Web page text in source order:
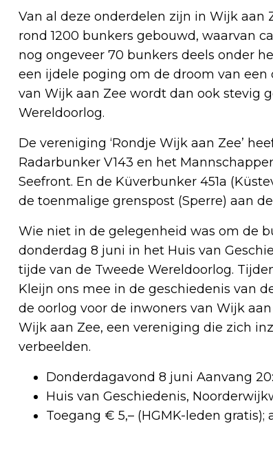
Van al deze onderdelen zijn in Wijk aan
rond 1200 bunkers gebouwd, waarvan
nog ongeveer 70 bunkers deels onder
een ijdele poging om de droom van
van Wijk aan Zee wordt dan ook stevig
Wereldoorlog.
De vereniging ‘Rondje Wijk aan Zee’
Radarbunker V143 en het
Seefront. En de Küverbunker 451a
de toenmalige grenspost (Sperre) aan
Wie niet in de gelegenheid was om de
donderdag 8 juni in het Huis van
tijde van de Tweede Wereldoorlog.
Kleijn ons mee in de geschiedenis van
de oorlog voor de inwoners van Wijk
Wijk aan Zee, een vereniging die zich
verbeelden.
Donderdagavond 8 juni Aanvang
Huis van Geschiedenis,
Toegang € 5,– (HGMK-leden gratis);